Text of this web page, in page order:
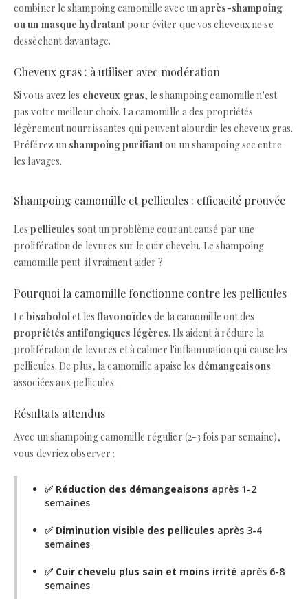
combiner le shampoing camomille avec un après-shampoing
ou un masque hydratant pour éviter que vos cheveux ne se
dessèchent davantage.
Cheveux gras : à utiliser avec modération
Si vous avez les cheveux gras, le shampoing camomille n'est
pas votre meilleur choix. La camomille a des propriétés
légèrement nourrissantes qui peuvent alourdir les cheveux gras.
Préférez un shampoing purifiantou un shampoing sec entre
les lavages.
Shampoing camomille et pellicules : efficacité prouvée
Lespellicules sont un problème courant causé par une
prolifération de levures sur le cuir chevelu. Le shampoing
camomille peut-il vraiment aider ?
Pourquoi la camomille fonctionne contre les pellicules
Lebisabolol et lesflavonoïdes de la camomille ont des
propriétés antifongiques légères. Ils aident à réduire la
prolifération de levures et à calmer l'inflammation qui cause les
pellicules. De plus, la camomille apaise les démangeaisons
associées aux pellicules.
Résultats attendus
Avec un shampoing camomille régulier (2-3 fois par semaine),
vous devriez observer :
✅ Réduction des démangeaisons après 1-2
semaines
✅ Diminution visible des pellicules après 3-4
semaines
✅ Cuir chevelu plus sain et moins irrité après 6-8
semaines